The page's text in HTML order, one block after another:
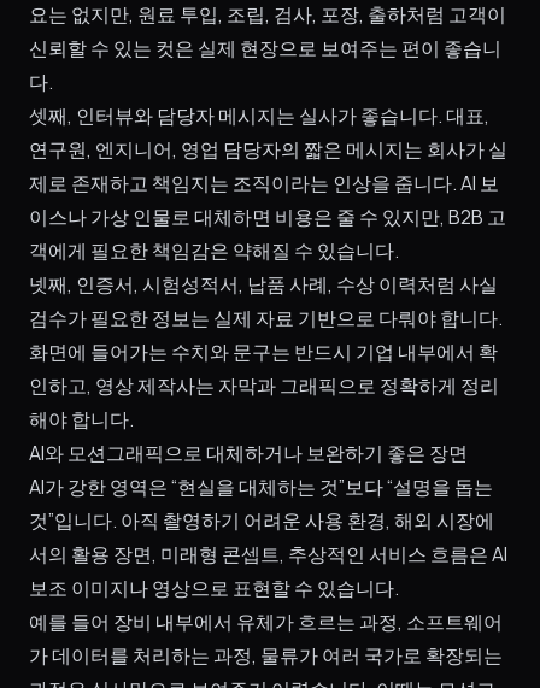
요는 없지만, 원료 투입, 조립, 검사, 포장, 출하처럼 고객이
신뢰할 수 있는 컷은 실제 현장으로 보여주는 편이 좋습니
다.
셋째, 인터뷰와 담당자 메시지는 실사가 좋습니다. 대표,
연구원, 엔지니어, 영업 담당자의 짧은 메시지는 회사가 실
제로 존재하고 책임지는 조직이라는 인상을 줍니다. AI 보
이스나 가상 인물로 대체하면 비용은 줄 수 있지만, B2B 고
객에게 필요한 책임감은 약해질 수 있습니다.
넷째, 인증서, 시험성적서, 납품 사례, 수상 이력처럼 사실
검수가 필요한 정보는 실제 자료 기반으로 다뤄야 합니다.
화면에 들어가는 수치와 문구는 반드시 기업 내부에서 확
인하고, 영상 제작사는 자막과 그래픽으로 정확하게 정리
해야 합니다.
AI와 모션그래픽으로 대체하거나 보완하기 좋은 장면
AI가 강한 영역은 “현실을 대체하는 것”보다 “설명을 돕는
것”입니다. 아직 촬영하기 어려운 사용 환경, 해외 시장에
서의 활용 장면, 미래형 콘셉트, 추상적인 서비스 흐름은 AI
보조 이미지나 영상으로 표현할 수 있습니다.
예를 들어 장비 내부에서 유체가 흐르는 과정, 소프트웨어
가 데이터를 처리하는 과정, 물류가 여러 국가로 확장되는